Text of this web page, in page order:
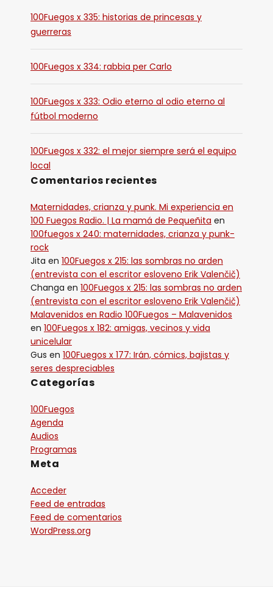
100Fuegos x 335: historias de princesas y
guerreras
100Fuegos x 334: rabbia per Carlo
100Fuegos x 333: Odio eterno al odio eterno al
fútbol moderno
100Fuegos x 332: el mejor siempre será el equipo
local
Comentarios recientes
Maternidades, crianza y punk. Mi experiencia en
100 Fuegos Radio. | La mamá de Pequeñita en
100fuegos x 240: maternidades, crianza y punk-
rock
Jita en 100Fuegos x 215: las sombras no arden
(entrevista con el escritor esloveno Erik Valenčič)
Changa en 100Fuegos x 215: las sombras no arden
(entrevista con el escritor esloveno Erik Valenčič)
Malavenidos en Radio 100Fuegos – Malavenidos
en 100Fuegos x 182: amigas, vecinos y vida
unicelular
Gus en 100Fuegos x 177: Irán, cómics, bajistas y
seres despreciables
Categorías
100Fuegos
Agenda
Audios
Programas
Meta
Acceder
Feed de entradas
Feed de comentarios
WordPress.org